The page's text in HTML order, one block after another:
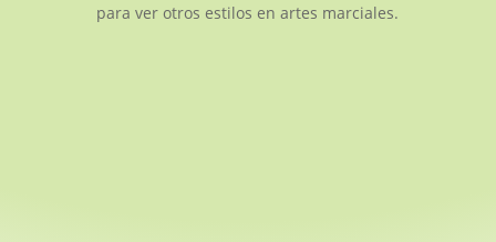
para ver otros estilos en artes marciales.